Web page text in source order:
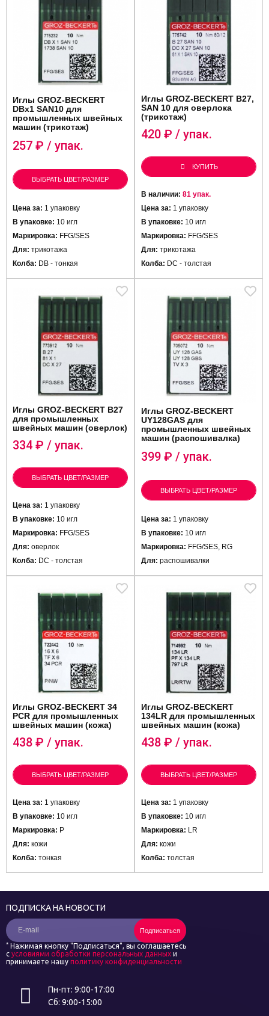
Иглы GROZ-BECKERT
DBx1 SAN10 для
промышленных швейных
машин (трикотаж)
257 ₽ / упак.
ВЫБРАТЬ ЦВЕТ/РАЗМЕР
Цена за: 1 упаковку
В упаковке: 10 игл
Маркировка: FFG/SES
Для: трикотажа
Колба: DB - тонкая
Иглы GROZ-BECKERT B27,
SAN 10 для оверлока
(трикотаж)
420 ₽ / упак.
КУПИТЬ
В наличии: 81 упак.
Цена за: 1 упаковку
В упаковке: 10 игл
Маркировка: FFG/SES
Для: трикотажа
Колба: DC - толстая
Иглы GROZ-BECKERT B27
для промышленных
швейных машин (оверлок)
334 ₽ / упак.
ВЫБРАТЬ ЦВЕТ/РАЗМЕР
Цена за: 1 упаковку
В упаковке: 10 игл
Маркировка: FFG/SES
Для: оверлок
Колба: DC - толстая
Иглы GROZ-BECKERT
UY128GAS для
промышленных швейных
машин (распошивалка)
399 ₽ / упак.
ВЫБРАТЬ ЦВЕТ/РАЗМЕР
Цена за: 1 упаковку
В упаковке: 10 игл
Маркировка: FFG/SES, RG
Для: распошивалки
Иглы GROZ-BECKERT 34
PCR для промышленных
швейных машин (кожа)
438 ₽ / упак.
ВЫБРАТЬ ЦВЕТ/РАЗМЕР
Цена за: 1 упаковку
В упаковке: 10 игл
Маркировка: P
Для: кожи
Колба: тонкая
Иглы GROZ-BECKERT
134LR для промышленных
швейных машин (кожа)
438 ₽ / упак.
ВЫБРАТЬ ЦВЕТ/РАЗМЕР
Цена за: 1 упаковку
В упаковке: 10 игл
Маркировка: LR
Для: кожи
Колба: толстая
Пн-пт: 9:00-17:00
Сб: 9:00-15:00
ПОДПИСКА НА НОВОСТИ
Подписаться
* Нажимая кнопку "Подписаться", вы соглашаетесь
с условиями обработки персональных данных и
принимаете нашу политику конфиденциальности